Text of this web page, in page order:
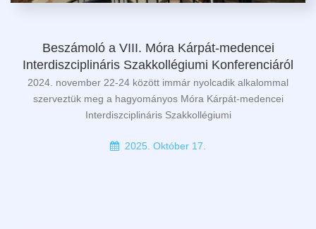
Beszámoló a VIII. Móra Kárpát-medencei
Interdiszciplináris Szakkollégiumi Konferenciáról
2024. november 22-24 között immár nyolcadik alkalommal
szerveztük meg a hagyományos Móra Kárpát-medencei
Interdiszciplináris Szakkollégiumi
2025. Október 17.